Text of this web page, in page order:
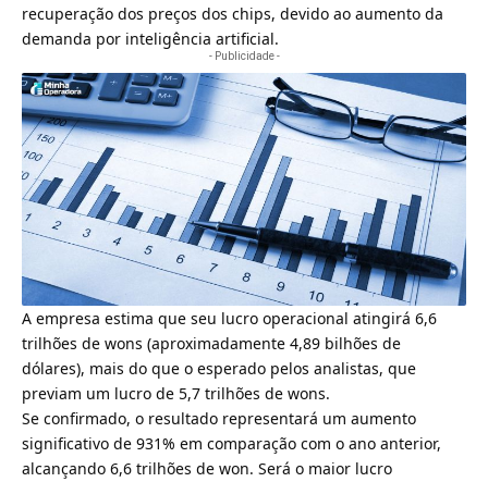
recuperação dos preços dos chips, devido ao aumento da
demanda por inteligência artificial.
- Publicidade -
A empresa estima que seu lucro operacional atingirá 6,6
trilhões de wons (aproximadamente 4,89 bilhões de
dólares), mais do que o esperado pelos analistas, que
previam um lucro de 5,7 trilhões de wons.
Se confirmado, o resultado representará um aumento
significativo de 931% em comparação com o ano anterior,
alcançando 6,6 trilhões de won. Será o maior lucro